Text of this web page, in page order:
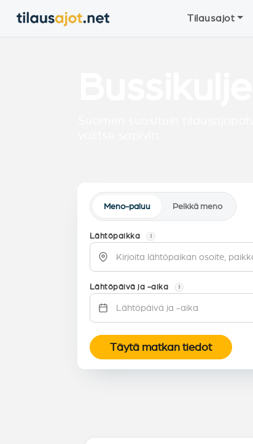
Tilausajot
Meno-paluu Pelkkä meno
Lähtöpaikka i
Lähtöpäivä ja -aika i
Täytä matkan tiedot